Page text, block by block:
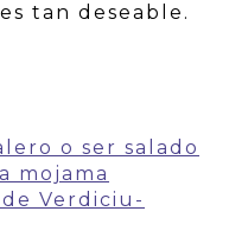
tan deseable.
o ser salado
mojama
Verdiciu-